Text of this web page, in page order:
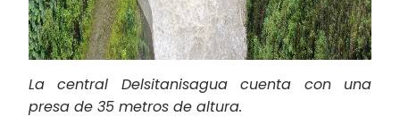
La central Delsitanisagua cuenta con una
presa de 35 metros de altura.